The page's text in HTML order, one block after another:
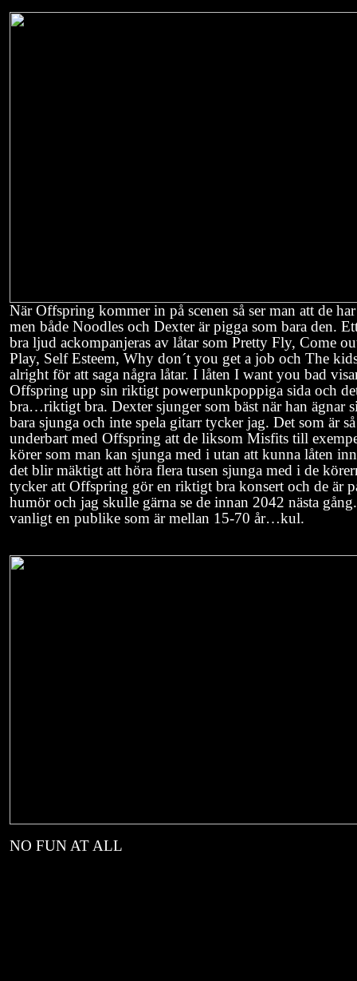
När Offspring kommer in på scenen så ser man att de
men både Noodles och Dexter är pigga som bara den.
bra ljud ackompanjeras av låtar som Pretty Fly, Come
Play, Self Esteem, Why don´t you get a job och The
alright för att saga några låtar. I låten I want you bad
Offspring upp sin riktigt powerpunkpoppiga sida och
bra…riktigt bra. Dexter sjunger som bäst när han ägnar
bara sjunga och inte spela gitarr tycker jag. Det som är så
underbart med Offspring att de liksom Misfits till
körer som man kan sjunga med i utan att kunna låten
det blir mäktigt att höra flera tusen sjunga med i de
tycker att Offspring gör en riktigt bra konsert och de är
humör och jag skulle gärna se de innan 2042 nästa
vanligt en publike som är mellan 15-70 år…kul.
NO FUN AT ALL